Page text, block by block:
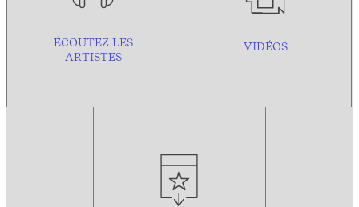
ÉCOUTEZ LES
ARTISTES
VIDÉOS